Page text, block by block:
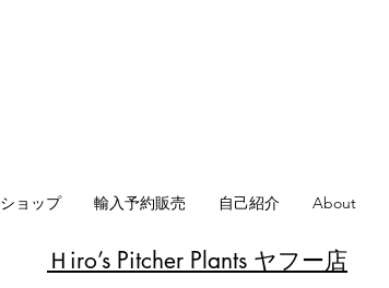
ショップ 輸入予約販売 自己紹介 About
​Ｈiro’s Pitcher Plants ヤフー店